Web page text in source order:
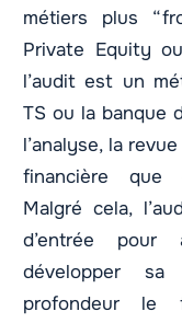
métiers plus
Private Equity
l’audit est un
TS ou la banque
l’analyse, la
financière que
Malgré cela,
d’entrée pour
développer
profondeur le